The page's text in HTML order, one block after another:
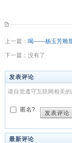
上一篇： 喝——杨玉芳雕
下一篇：没有了
发表评论
请自觉遵守互联网相关
匿名?
发表评论
最新评论